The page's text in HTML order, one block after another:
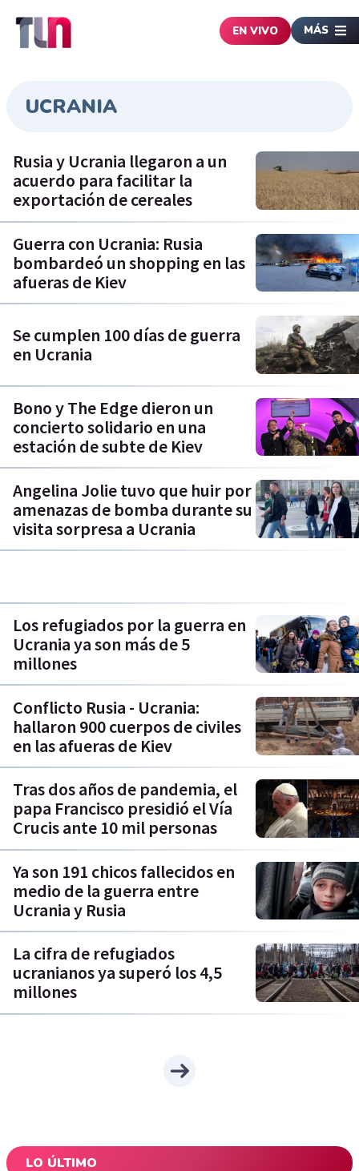
EN VIVO MÁS
UCRANIA
Rusia y Ucrania llegaron a un
acuerdo para facilitar la
exportación de cereales
Guerra con Ucrania: Rusia
bombardeó un shopping en las
afueras de Kiev
Se cumplen 100 días de guerra
en Ucrania
Bono y The Edge dieron un
concierto solidario en una
estación de subte de Kiev
Angelina Jolie tuvo que huir por
amenazas de bomba durante su
visita sorpresa a Ucrania
Los refugiados por la guerra en
Ucrania ya son más de 5
millones
Conflicto Rusia - Ucrania:
hallaron 900 cuerpos de civiles
en las afueras de Kiev
Tras dos años de pandemia, el
papa Francisco presidió el Vía
Crucis ante 10 mil personas
Ya son 191 chicos fallecidos en
medio de la guerra entre
Ucrania y Rusia
La cifra de refugiados
ucranianos ya superó los 4,5
millones
LO ÚLTIMO